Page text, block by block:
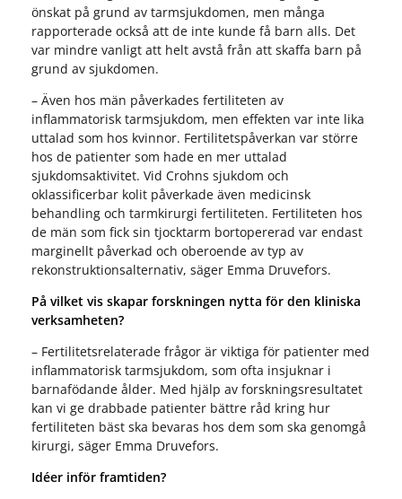
önskat på grund av tarmsjukdomen, men många
rapporterade också att de inte kunde få barn alls. Det
var mindre vanligt att helt avstå från att skaffa barn på
grund av sjukdomen.
– Även hos män påverkades fertiliteten av
inflammatorisk tarmsjukdom, men effekten var inte lika
uttalad som hos kvinnor. Fertilitetspåverkan var större
hos de patienter som hade en mer uttalad
sjukdomsaktivitet. Vid Crohns sjukdom och
oklassificerbar kolit påverkade även medicinsk
behandling och tarmkirurgi fertiliteten. Fertiliteten hos
de män som fick sin tjocktarm bortopererad var endast
marginellt påverkad och oberoende av typ av
rekonstruktionsalternativ, säger Emma Druvefors.
På vilket vis skapar forskningen nytta för den kliniska
verksamheten?
– Fertilitetsrelaterade frågor är viktiga för patienter med
inflammatorisk tarmsjukdom, som ofta insjuknar i
barnafödande ålder. Med hjälp av forskningsresultatet
kan vi ge drabbade patienter bättre råd kring hur
fertiliteten bäst ska bevaras hos dem som ska genomgå
kirurgi, säger Emma Druvefors.
Idéer inför framtiden?